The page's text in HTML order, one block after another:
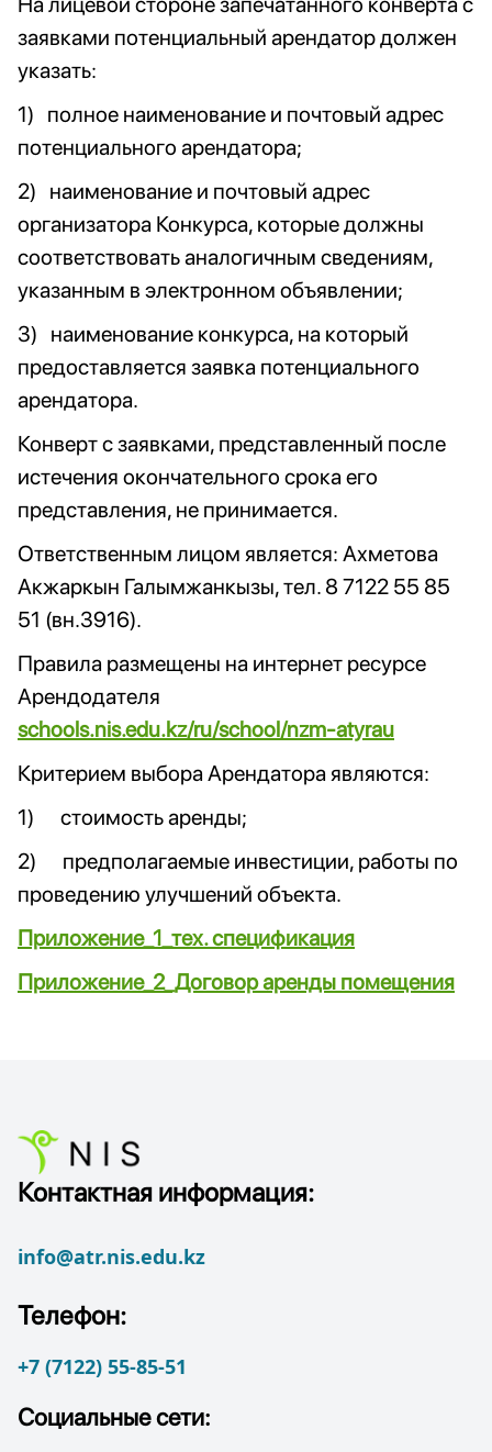
заявками потенциальный арендатор должен
указать:
1) полное наименование и почтовый адрес
потенциального арендатора;
2) наименование и почтовый адрес
организатора Конкурса, которые должны
соответствовать аналогичным сведениям,
указанным в электронном объявлении;
3) наименование конкурса, на который
предоставляется заявка потенциального
арендатора.
Конверт с заявками, представленный после
истечения окончательного срока его
представления, не принимается.
Ответственным лицом является: Ахметова
Акжаркын Галымжанкызы, тел. 8 7122 55 85
51 (вн.3916).
Правила размещены на интернет ресурсе
Арендодателя
schools.nis.edu.kz/ru/school/nzm-atyrau
Критерием выбора Арендатора являются:
1) стоимость аренды;
2) предполагаемые инвестиции, работы по
проведению улучшений объекта.
Приложение_1_тех. спецификация
Приложение_2_Договор аренды помещения
Контактная информация:
info@atr.nis.edu.kz
Телефон:
+7 (7122) 55-85-51
Социальные сети: